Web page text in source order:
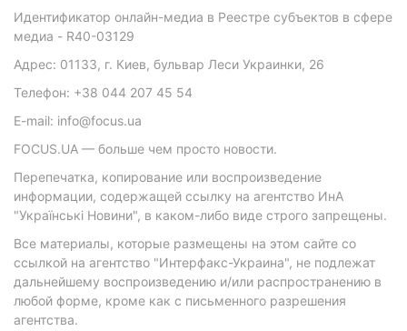
Идентификатор онлайн-медиа в Реестре субъектов в сфере
медиа - R40-03129
Адрес: 01133, г. Киев, бульвар Леси Украинки, 26
Телефон: +38 044 207 45 54
E-mail: info@focus.ua
FOCUS.UA — больше чем просто новости.
Перепечатка, копирование или воспроизведение
информации, содержащей ссылку на агентство ИнА
"Українські Новини", в каком-либо виде строго запрещены.
Все материалы, которые размещены на этом сайте со
ссылкой на агентство "Интерфакс-Украина", не подлежат
дальнейшему воспроизведению и/или распространению в
любой форме, кроме как с письменного разрешения
агентства.